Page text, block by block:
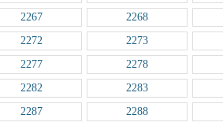
2267
2268
2272
2273
2277
2278
2282
2283
2287
2288